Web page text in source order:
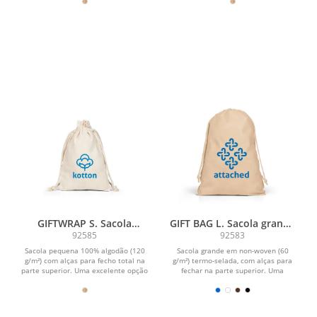
GIFTWRAP S. Sacola
pequena 100% algodão
(120 g/m²)
92585
Sacola pequena 100% algodão (120
g/m²) com alças para fecho total na
parte superior. Uma excelente opção
GIFT BAG L. Sacola grande
em non-woven (60 g/m²)
termo-selada
92583
Sacola grande em non-woven (60
g/m²) termo-selada, com alças para
fechar na parte superior. Uma